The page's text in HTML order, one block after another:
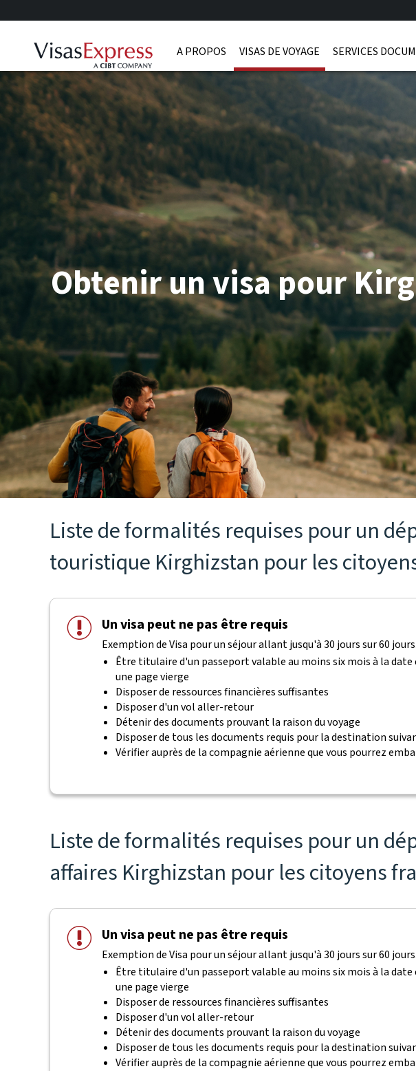
A PROPOS VISAS DE VOYAGE SERVICES
Obtenir un visa pour
Liste de formalités requises pour un
touristique Kirghizstan pour les
Un visa peut ne pas être requis
Exemption de Visa pour un séjour allant jusqu'à 30 jours sur 60
Être titulaire d'un passeport valable au moins six mois à la
une page vierge
Disposer de ressources financières suffisantes
Disposer d'un vol aller-retour
Détenir des documents prouvant la raison du voyage
Disposer de tous les documents requis pour la destination
Vérifier auprès de la compagnie aérienne que vous pourrez
Liste de formalités requises pour un
affaires Kirghizstan pour les citoyens
Un visa peut ne pas être requis
Exemption de Visa pour un séjour allant jusqu'à 30 jours sur 60
Être titulaire d'un passeport valable au moins six mois à la
une page vierge
Disposer de ressources financières suffisantes
Disposer d'un vol aller-retour
Détenir des documents prouvant la raison du voyage
Disposer de tous les documents requis pour la destination
Vérifier auprès de la compagnie aérienne que vous pourrez